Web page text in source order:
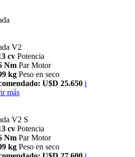
V2
cv Potencia
Nm Par Motor
kg Peso en seco
U$D 25.650 i
más
V2 S
cv Potencia
Nm Par Motor
kg Peso en seco